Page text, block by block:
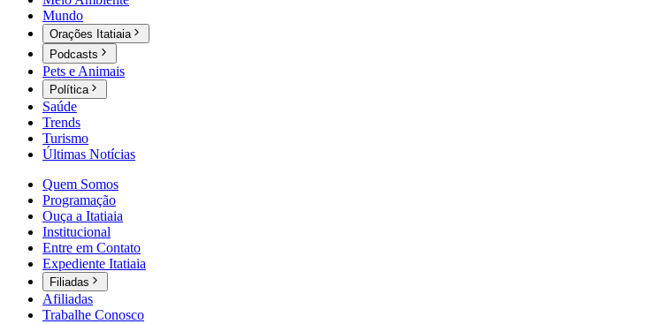
Mundo
Orações Itatiaia
Podcasts
Pets e Animais
Política
Saúde
Trends
Turismo
Últimas Notícias
Quem Somos
Programação
Ouça a Itatiaia
Institucional
Entre em Contato
Expediente Itatiaia
Filiadas
Afiliadas
Trabalhe Conosco